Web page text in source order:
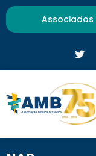
Associados